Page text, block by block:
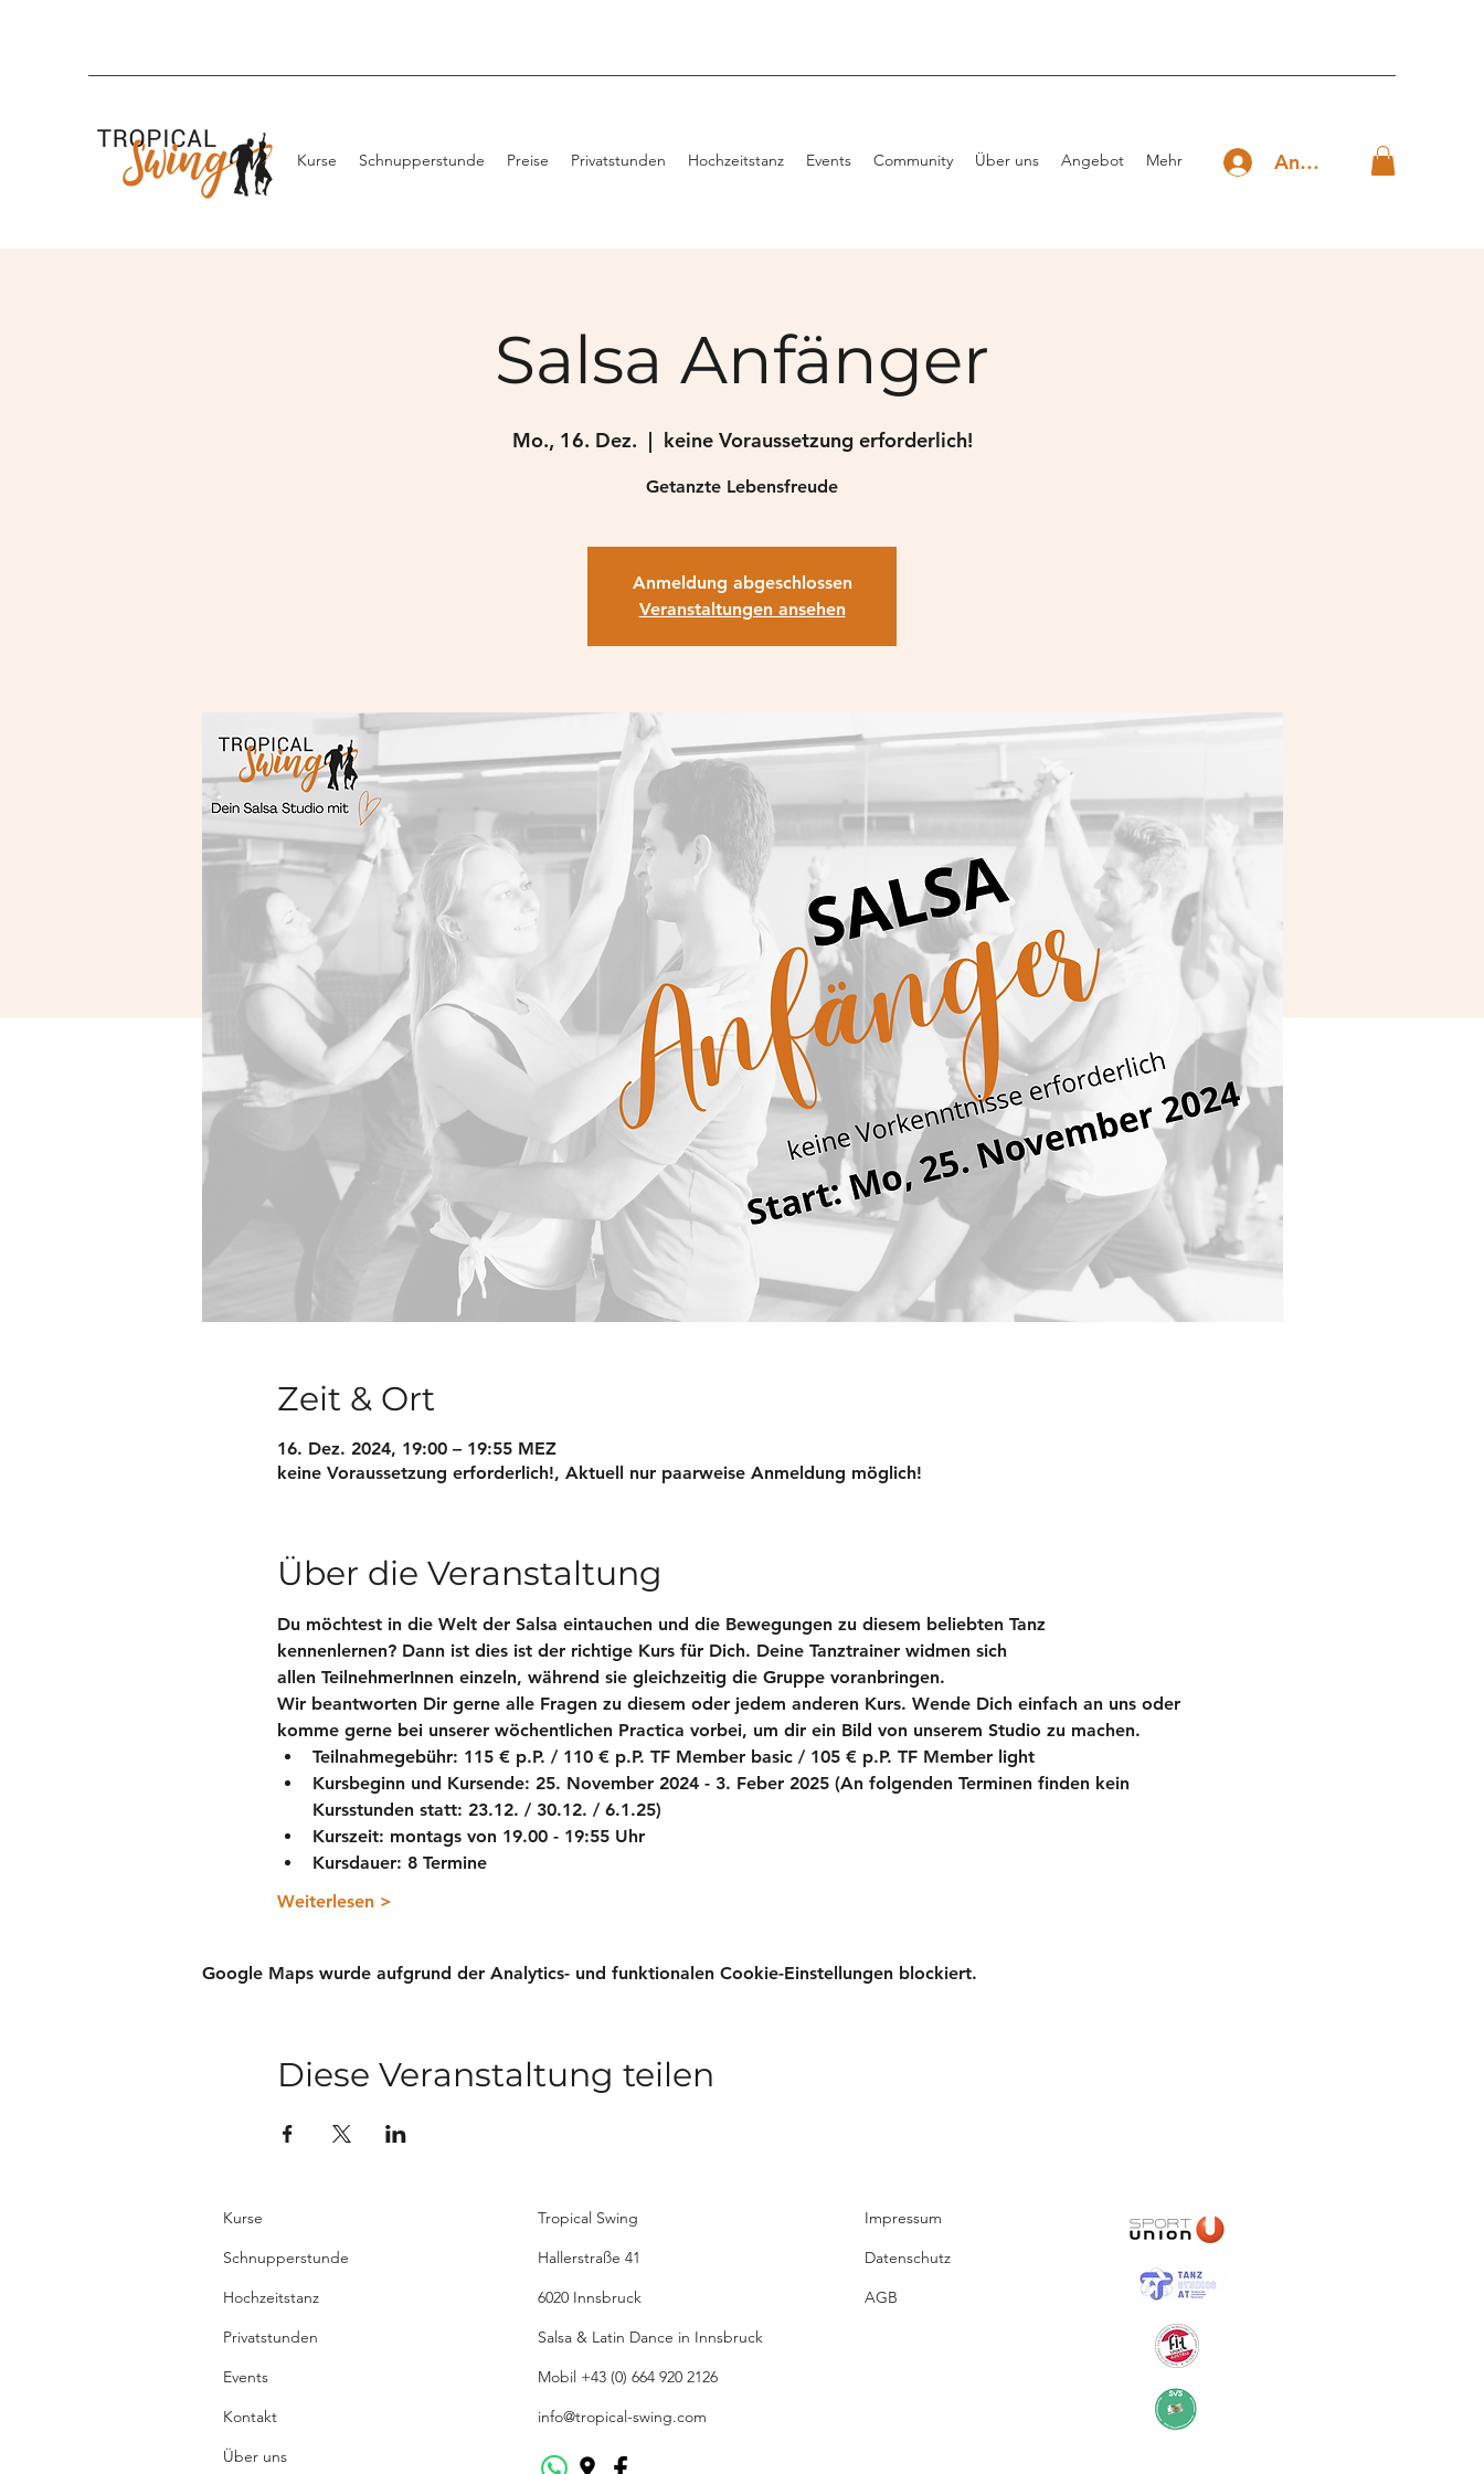
Kurse Schnupperstunde Preise Privatstunden Hochzeitstanz Events Community Über uns Angebot Mehr Anmelden
Salsa Anfänger
Mo., 16. Dez.
  |
keine Voraussetzung erforderlich!
Getanzte Lebensfreude
Anmeldung abgeschlossen
Veranstaltungen ansehen
Zeit & Ort
16. Dez. 2024, 19:00 – 19:55 MEZ
keine Voraussetzung erforderlich!, Aktuell nur paarweise Anmeldung möglich!
Über die Veranstaltung
Du möchtest in die Welt der Salsa eintauchen und die Bewegungen zu diesem beliebten Tanz
kennenlernen? Dann ist dies ist der richtige Kurs für Dich. Deine Tanztrainer widmen sich
allen TeilnehmerInnen einzeln, während sie gleichzeitig die Gruppe voranbringen.
Wir beantworten Dir gerne alle Fragen zu diesem oder jedem anderen Kurs. Wende Dich einfach an uns oder
komme gerne bei unserer wöchentlichen Practica vorbei, um dir ein Bild von unserem Studio zu machen.
Teilnahmegebühr: 115 € p.P. / 110 € p.P. TF Member basic / 105 € p.P. TF Member light
Kursbeginn und Kursende: 25. November 2024 - 3. Feber 2025 (An folgenden Terminen finden kein
Kursstunden statt: 23.12. / 30.12. / 6.1.25)
Kurszeit: montags von 19.00 - 19:55 Uhr
Kursdauer: 8 Termine
Weiterlesen >
Google Maps wurde aufgrund der Analytics- und funktionalen Cookie-Einstellungen blockiert.
Diese Veranstaltung teilen
Kurse
Schnupperstunde
Hochzeitstanz
Privatstunden
Events
Kontakt
Über uns
Tropical Swing
Hallerstraße 41
6020 Innsbruck
Salsa & Latin Dance in Innsbruck
Mobil +43 (0) 664 920 2126
info@tropical-swing.com
Impressum
Datenschutz
AGB